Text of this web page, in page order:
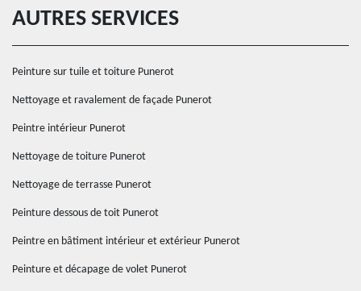
AUTRES SERVICES
Peinture sur tuile et toiture Punerot
Nettoyage et ravalement de façade Punerot
Peintre intérieur Punerot
Nettoyage de toiture Punerot
Nettoyage de terrasse Punerot
Peinture dessous de toit Punerot
Peintre en bâtiment intérieur et extérieur Punerot
Peinture et décapage de volet Punerot